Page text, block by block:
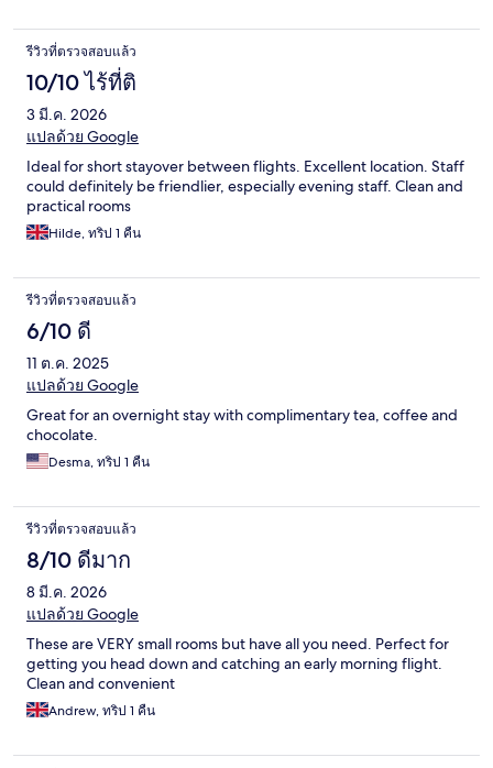
รีวิวที่ตรวจสอบแล้ว
10/10 ไร้ที่ติ
3 มี.ค. 2026
แปลด้วย Google
Ideal for short stayover between flights. Excellent location. Staff
could definitely be friendlier, especially evening staff. Clean and
practical rooms
Hilde, ทริป 1 คืน
รีวิวที่ตรวจสอบแล้ว
6/10 ดี
11 ต.ค. 2025
แปลด้วย Google
Great for an overnight stay with complimentary tea, coffee and
chocolate.
Desma, ทริป 1 คืน
รีวิวที่ตรวจสอบแล้ว
8/10 ดีมาก
8 มี.ค. 2026
แปลด้วย Google
These are VERY small rooms but have all you need. Perfect for
getting you head down and catching an early morning flight.
Clean and convenient
Andrew, ทริป 1 คืน